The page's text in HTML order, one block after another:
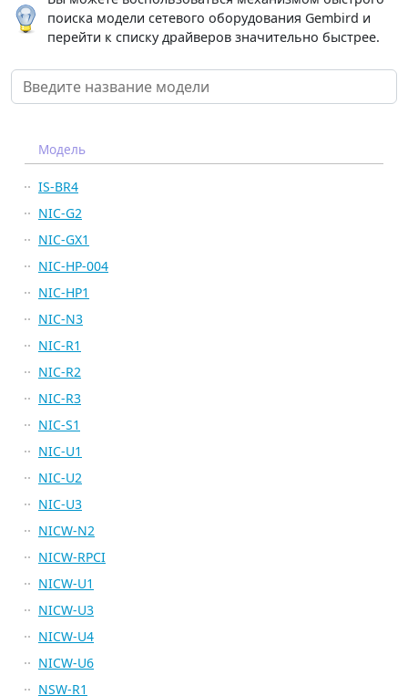
поиска модели сетевого оборудования Gembird и
перейти к списку драйверов значительно быстрее.
Модель
IS-BR4
NIC-G2
NIC-GX1
NIC-HP-004
NIC-HP1
NIC-N3
NIC-R1
NIC-R2
NIC-R3
NIC-S1
NIC-U1
NIC-U2
NIC-U3
NICW-N2
NICW-RPCI
NICW-U1
NICW-U3
NICW-U4
NICW-U6
NSW-R1